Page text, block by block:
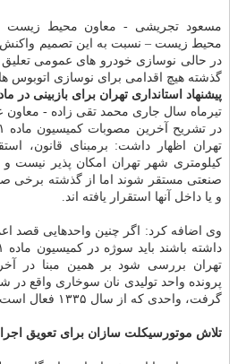
مسعود تجریشی - معاون محیط زیست
محیط زیست – نسبت به این تصمیم واكنش
در حالی نوسازی خودرو های عمومی
گذشته هیچ اقدامی برای نوسازی اتوبوس
پیشنهاد استانداری تهران برای بازبینی در ماده
تیرماه سال جاری محمد تقی زاده - معاون
كیلومتری شهر تهران امكان پذیر نیست
صنعتی مستقر شوند اما از گذشته برخی
و یا داخل آنها استقرار یافته اند.
وی اضافه كرد: اگر چنین واحدهایی قصد
تهران بررسی شود بر همین مبنا در
پرونده واحد تولیدی نان سوخاری واقع
گرفت، واحدی كه از سال ۱۳۳۵ فعال است.
تلاش موتورسیكلت سازان برای تعویق اجرای